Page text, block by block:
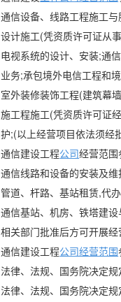
通信设备、线路工程施工
设计施工(凭资质许可证从
电视系统的设计、安装;通
业务;承包境外电信工程和
室外装修装饰工程(建筑幕
施工程施工(凭资质许可证
护;(以上经营项目依法须经
通信建设工程公司经营范围
通信线路和设备的安装及
管道、杆路、基站租赁,代
通信基站、机房、铁塔建
相关部门批准后方可开展经
通信建设工程公司经营范围
法律、法规、国务院决定
法律、法规、国务院决定